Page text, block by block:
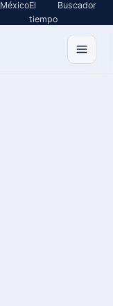
MéxicoEl
tiempo
Buscador